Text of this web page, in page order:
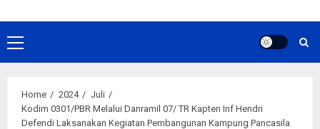
Primary
Menu
Home 2024
Juli
Kodim 0301/PBR Melalui Danramil 07/ TR Kapten Inf Hendri
Defendi Laksanakan Kegiatan Pembangunan Kampung Pancasila